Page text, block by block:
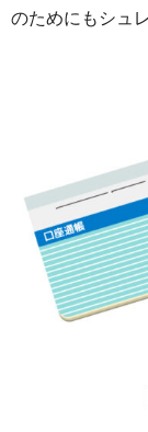
のためにもシュ